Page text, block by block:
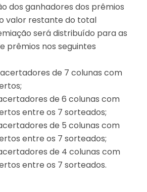
dos ganhadores dos prêmios
valor restante do total
será distribuído para as
prêmios nos seguintes
de 7 colunas com
de 6 colunas com
entre os 7 sorteados;
de 5 colunas com
entre os 7 sorteados;
de 4 colunas com
entre os 7 sorteados.